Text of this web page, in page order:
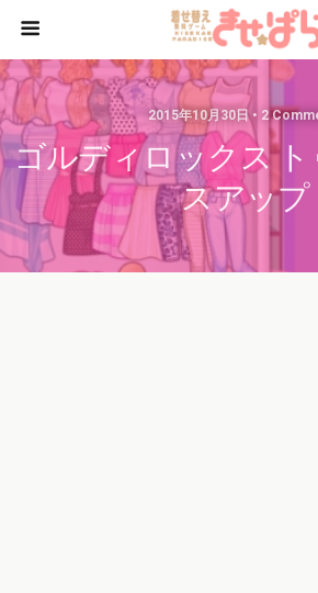
2015年10月30日 • 2
ゴルディロックス ト
スアップ